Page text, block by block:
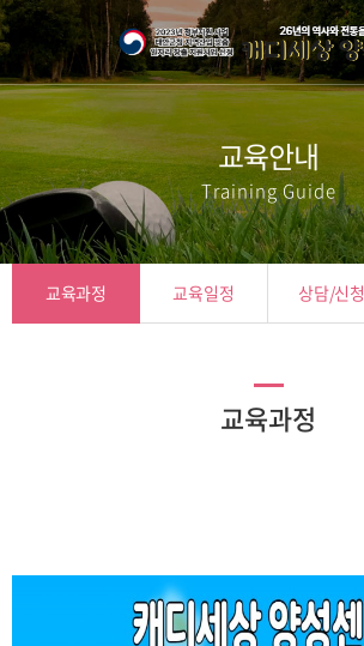
교육안내
Training Guide
교육과정 교육일정 상담/신청
교육과정